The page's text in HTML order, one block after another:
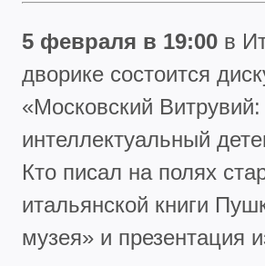
5 февраля в 19:00 в
дворике состоится
«Московский Витрувий:
интеллектуальный
Кто писал на полях
итальянской книги
музея» и презентация